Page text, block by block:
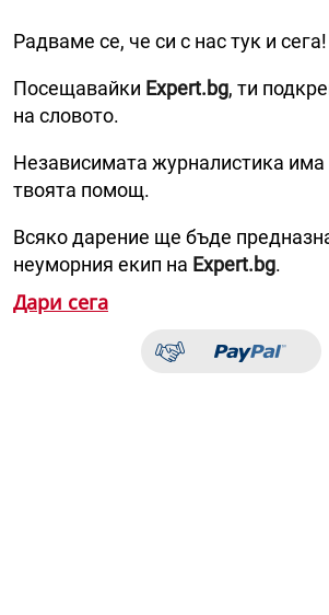
Радваме се, че си с нас тук и сега!
Посещавайки Expert.bg, ти
на словото.
Независимата журналистика
твоята помощ.
Всяко дарение ще бъде
неуморния екип на Expert.bg.
Дари сега